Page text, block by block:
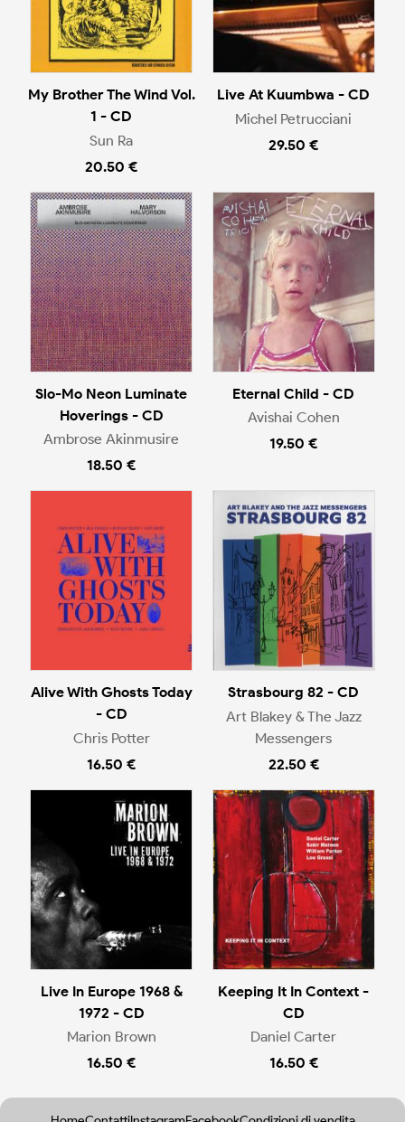
My Brother The Wind Vol.
1 - CD
Sun Ra
20.50 €
Live At Kuumbwa - CD
Michel Petrucciani
29.50 €
Slo-Mo Neon Luminate
Hoverings - CD
Ambrose Akinmusire
18.50 €
Eternal Child - CD
Avishai Cohen
19.50 €
Alive With Ghosts Today
- CD
Chris Potter
16.50 €
Strasbourg 82 - CD
Art Blakey & The Jazz
Messengers
22.50 €
Live In Europe 1968 &
1972 - CD
Marion Brown
16.50 €
Keeping It In Context -
CD
Daniel Carter
16.50 €